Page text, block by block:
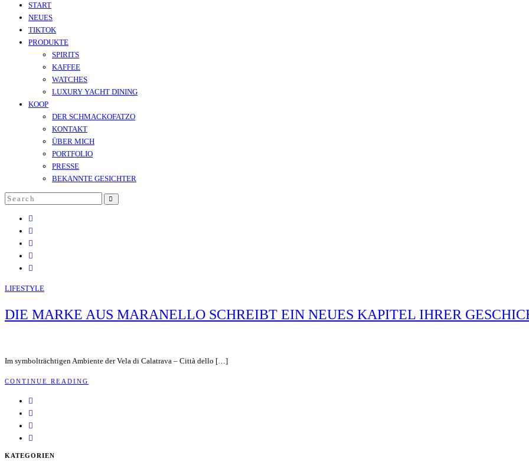
START
NEUES
TIKTOK
PRODUKTE
SPIRITS
KAFFEE
WATCHES
LUXURY YACHT DINING
KOOP
DER SCHMACKOFATZO
KONTAKT
ÜBER MICH
PORTFOLIO
PRESSE
BEKANNTE GESICHTER
Search
LIFESTYLE
DIE MARKE AUS MARANELLO SCHREIBT EIN NEUES KAPITEL IHRER
Im symbolträchtigen Ambiente der Vela di Calatrava – Città dello […]
CONTINUE READING
KATEGORIEN